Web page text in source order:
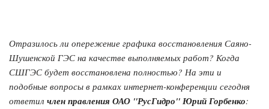
Отразилось ли опережение графика восстановления Саяно-
Шушенской ГЭС на качестве выполняемых работ? Когда
СШГЭС будет восстановлена полностью? На эти и
подобные вопросы в рамках интернет-конференции сегодня
ответил член правления ОАО "РусГидро" Юрий Горбенко: